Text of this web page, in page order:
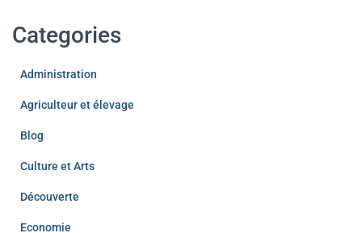
Categories
Administration
Agriculteur et élevage
Blog
Culture et Arts
Découverte
Economie